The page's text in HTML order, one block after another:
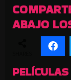
ABAJO